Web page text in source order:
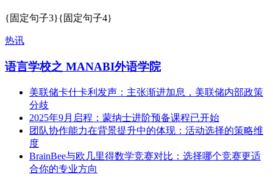
{固定句子3}{固定句子4}
热讯
语言学校之 MANABI外语学院
美联储卡什卡利发声：主张渐进加息，美联储内部政策
分歧
2025年9月启程：蒙纳士进阶预备课程已开始
团队协作能力在背景提升中的体现：活动选择的策略维
度
BrainBee与欧几里得数学竞赛对比：选择哪个竞赛更适
合你的专业方向